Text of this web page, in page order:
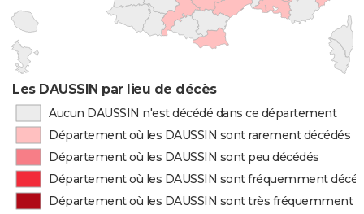
Les DAUSSIN par lieu de décès
Aucun DAUSSIN n'est décédé dans ce département
Département où les DAUSSIN sont rarement décédés
Département où les DAUSSIN sont peu décédés
Département où les DAUSSIN sont fréquemment
Département où les DAUSSIN sont très fréquemment